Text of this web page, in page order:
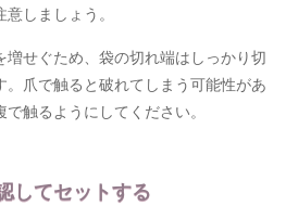
しましょう。
せぐため、袋の切れ端はしっかり切
。爪で触ると破れてしまう可能性があ
触るようにしてください。
てセットする